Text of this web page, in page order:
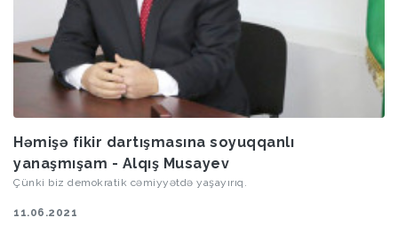
Həmişə fikir dartışmasına soyuqqanlı
yanaşmışam - Alqış Musayev
Çünki biz demokratik cəmiyyətdə yaşayırıq.
11.06.2021